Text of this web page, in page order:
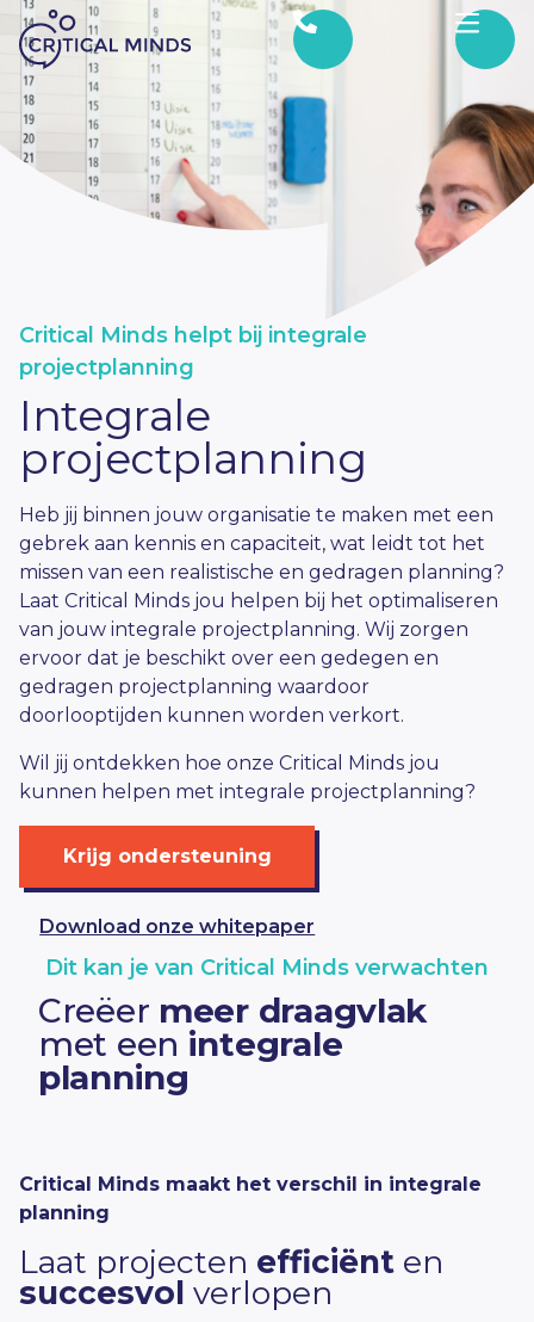
Ga naar de inhoud
Critical Minds helpt bij integrale
projectplanning
Integrale
projectplanning
Heb jij binnen jouw organisatie te maken met een
gebrek aan kennis en capaciteit, wat leidt tot het
missen van een realistische en gedragen planning?
Laat Critical Minds jou helpen bij het optimaliseren
van jouw integrale projectplanning. Wij zorgen
ervoor dat je beschikt over een gedegen en
gedragen projectplanning waardoor
doorlooptijden kunnen worden verkort.
Wil jij ontdekken hoe onze Critical Minds jou
kunnen helpen met integrale projectplanning?
Krijg ondersteuning
Download onze whitepaper
Dit kan je van Critical Minds verwachten
Creëer meer draagvlak
met een integrale
planning
Critical Minds maakt het verschil in integrale
planning
Laat projecten efficiënt en
succesvol verlopen